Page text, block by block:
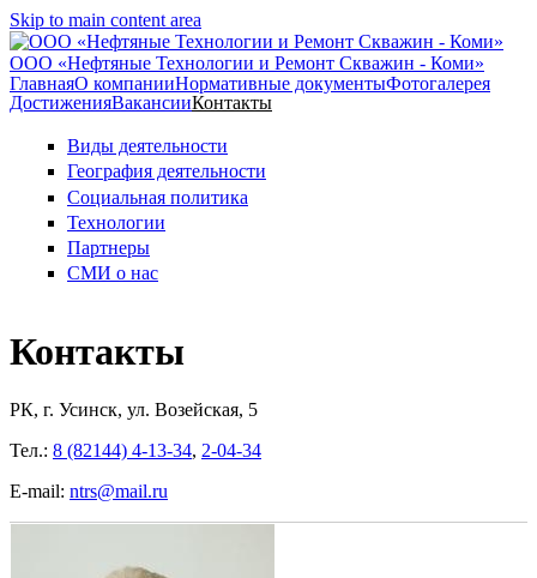
Skip to main content area
ООО «Нефтяные Технологии и Ремонт Скважин - Коми»
ГлавнаяО компанииНормативные документыФотогалерея
ДостиженияВакансииКонтакты
Виды деятельности
География деятельности
Социальная политика
Технологии
Партнеры
СМИ о нас
Контакты
РК, г. Усинск, ул. Возейская, 5
Тел.: 8 (82144) 4-13-34, 2-04-34
E-mail: ntrs@mail.ru